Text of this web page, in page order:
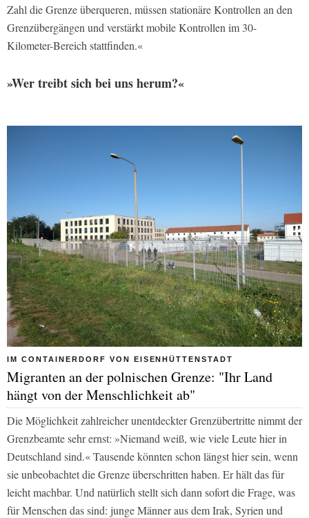
Zahl die Grenze überqueren, müssen stationäre Kontrollen an den
Grenzübergängen und verstärkt mobile Kontrollen im 30-
Kilometer-Bereich stattfinden.«
»Wer treibt sich bei uns herum?«
IM CONTAINERDORF VON EISENHÜTTENSTADT
Migranten an der polnischen Grenze: "Ihr Land
hängt von der Menschlichkeit ab"
Die Möglichkeit zahlreicher unentdeckter Grenzübertritte nimmt der
Grenzbeamte sehr ernst: »Niemand weiß, wie viele Leute hier in
Deutschland sind.« Tausende könnten schon längst hier sein, wenn
sie unbeobachtet die Grenze überschritten haben. Er hält das für
leicht machbar. Und natürlich stellt sich dann sofort die Frage, was
für Menschen das sind: junge Männer aus dem Irak, Syrien und